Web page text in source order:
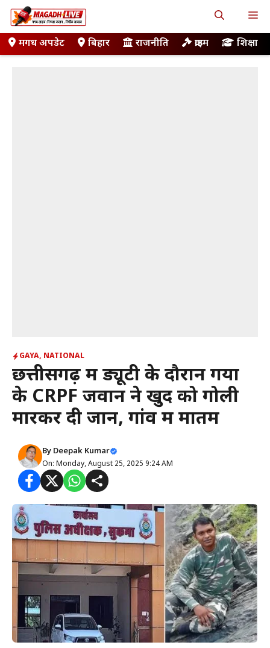
Skip
to
contentमगध अपडेट बिहार राजनीति क्राइम शिक्षा
GAYA, NATIONAL
छत्तीसगढ़ में ड्यूटी के दौरान गया
के CRPF जवान ने खुद को गोली
मारकर दी जान, गांव में मातम
By Deepak Kumar
On: Monday, August 25, 2025 9:24 AM